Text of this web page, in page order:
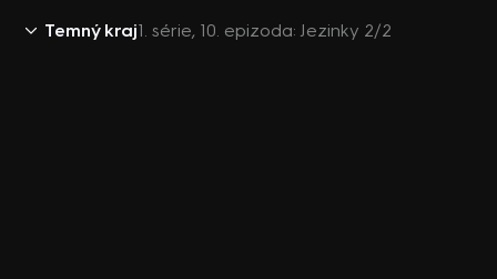
Temný kraj1. série, 10. epizoda: Jezinky 2/2